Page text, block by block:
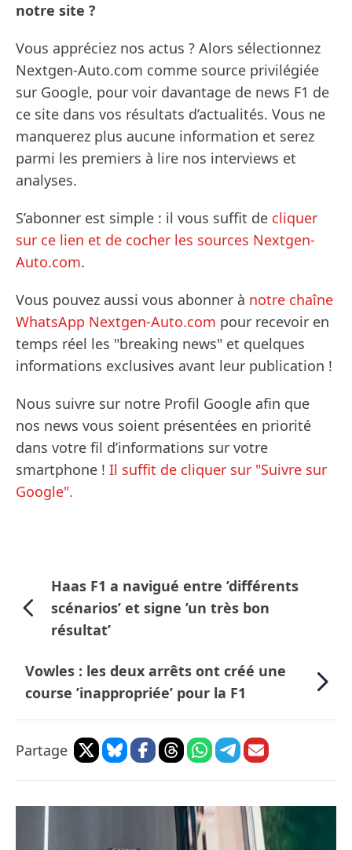
notre site ?
Vous appréciez nos actus ? Alors sélectionnez
Nextgen-Auto.com comme source privilégiée
sur Google, pour voir davantage de news F1 de
ce site dans vos résultats d’actualités. Vous ne
manquerez plus aucune information et serez
parmi les premiers à lire nos interviews et
analyses.
S’abonner est simple : il vous suffit de cliquer
sur ce lien et de cocher les sources Nextgen-
Auto.com.
Vous pouvez aussi vous abonner à notre chaîne
WhatsApp Nextgen-Auto.com pour recevoir en
temps réel les "breaking news" et quelques
informations exclusives avant leur publication !
Nous suivre sur notre Profil Google afin que
nos news vous soient présentées en priorité
dans votre fil d’informations sur votre
smartphone ! Il suffit de cliquer sur "Suivre sur
Google".
Haas F1 a navigué entre ’différents
scénarios’ et signe ’un très bon
résultat’
Vowles : les deux arrêts ont créé une
course ’inappropriée’ pour la F1
Partage